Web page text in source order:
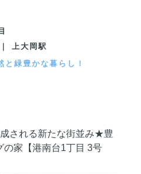
上大岡駅
と緑豊かな暮らし！
される新たな街並み★豊
の家【港南台1丁目 3号